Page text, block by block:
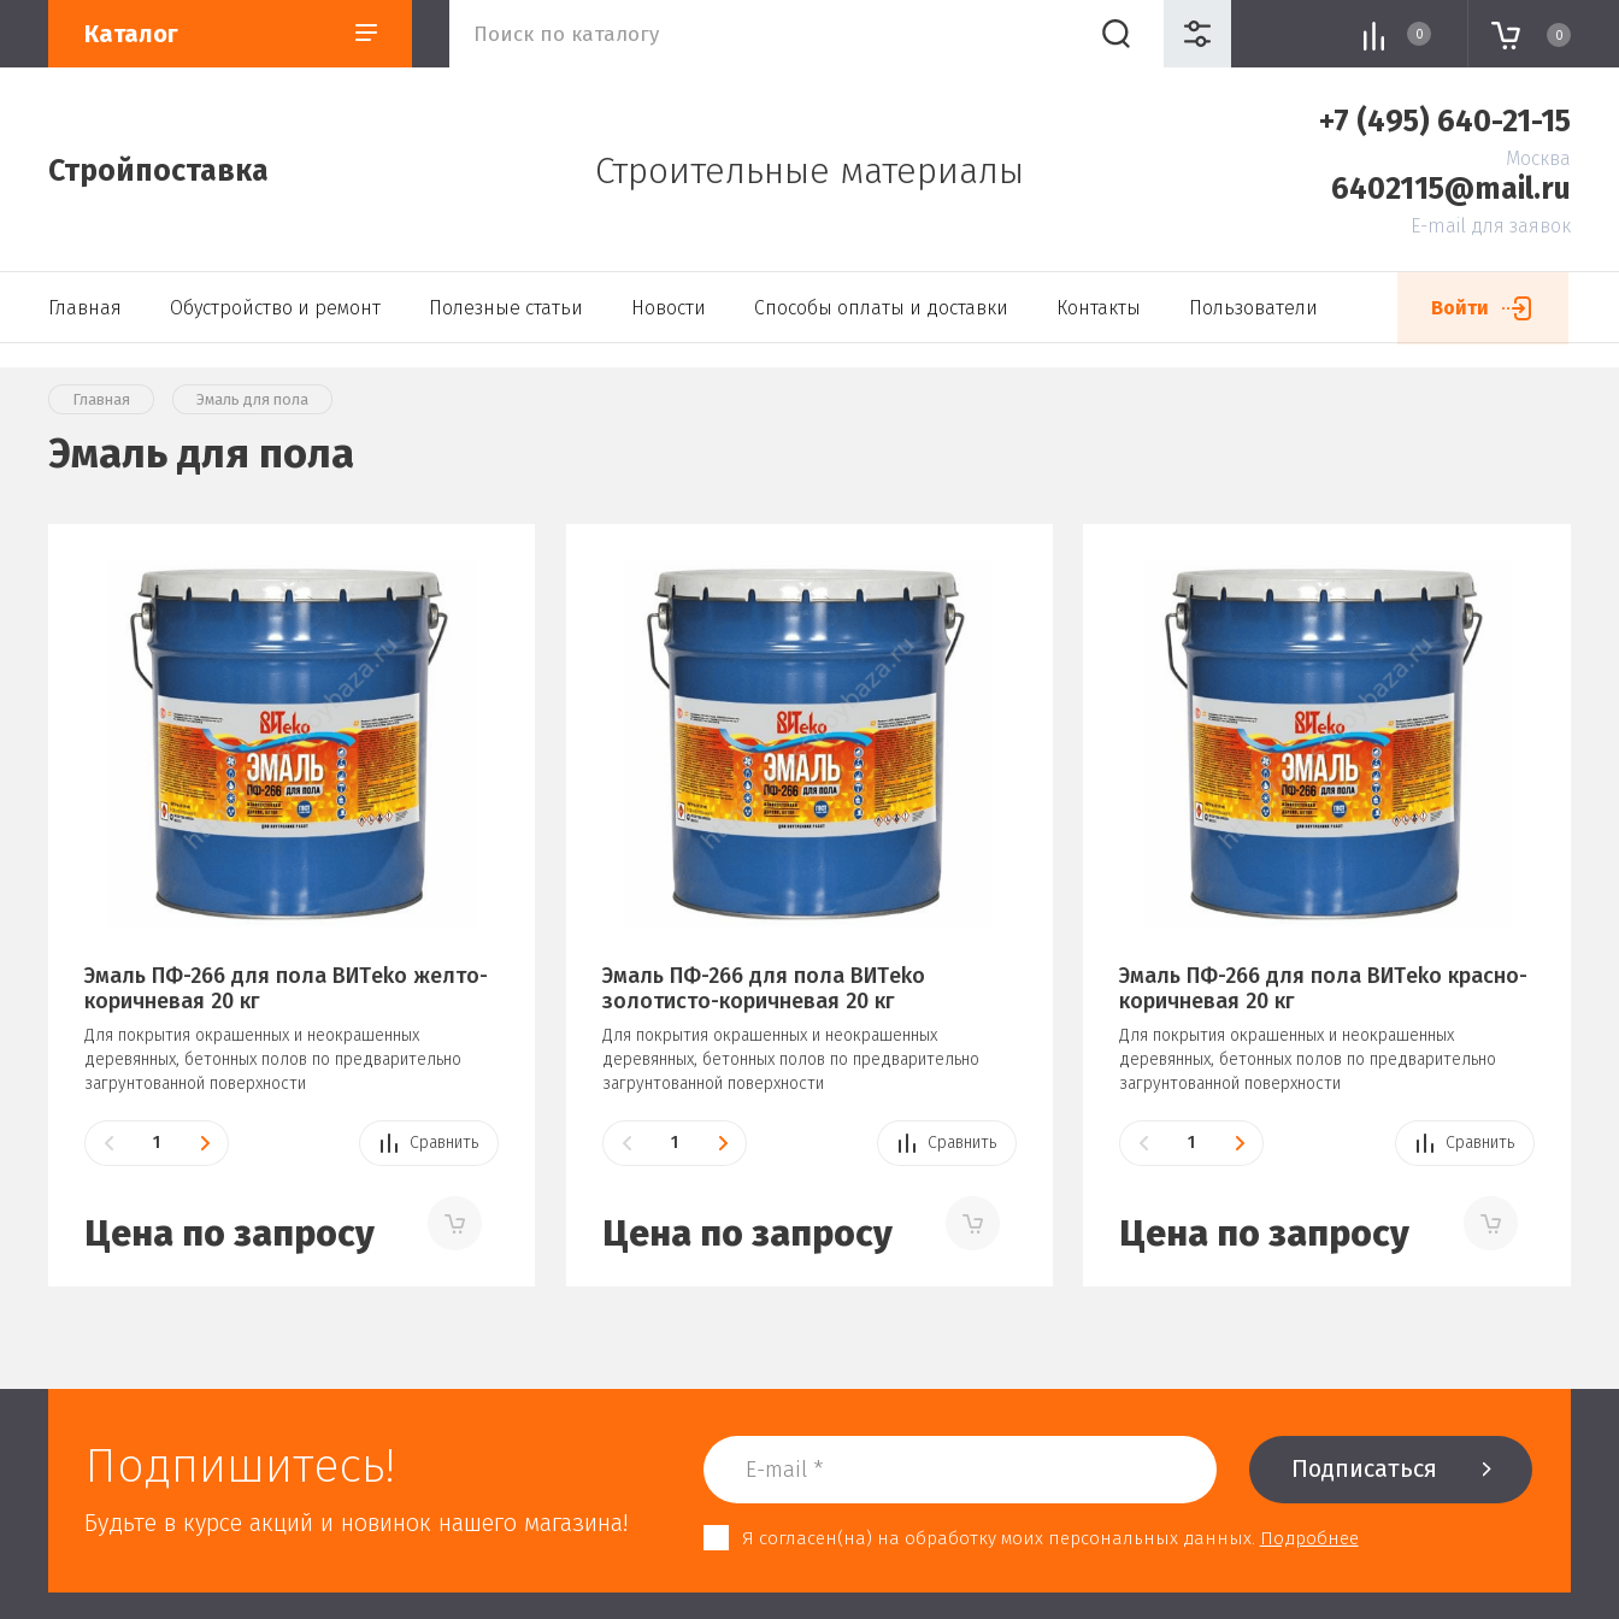
Главная Обустройство и ремонт Полезные статьи Новости Способы оплаты и доставки Контакты Пользователи Войти
Стройпоставка Строительные материалы
+7 (495) 640-21-15
Москва
6402115@mail.ru
E-mail для заявок
Каталог 0 0
Главная Эмаль для пола
Эмаль для пола
Эмаль ПФ-266 для пола ВИТeko желто-
коричневая 20 кг
Для покрытия окрашенных и неокрашенных
деревянных, бетонных полов по предварительно
загрунтованной поверхности
Сравнить
Цена по запросу
Эмаль ПФ-266 для пола ВИТeko
золотисто-коричневая 20 кг
Для покрытия окрашенных и неокрашенных
деревянных, бетонных полов по предварительно
загрунтованной поверхности
Сравнить
Цена по запросу
Эмаль ПФ-266 для пола ВИТeko красно-
коричневая 20 кг
Для покрытия окрашенных и неокрашенных
деревянных, бетонных полов по предварительно
загрунтованной поверхности
Сравнить
Цена по запросу
Подпишитесь!
Будьте в курсе акций и новинок нашего магазина!
Я согласен(на) на обработку моих персональных данных. Подробнее
Подписаться